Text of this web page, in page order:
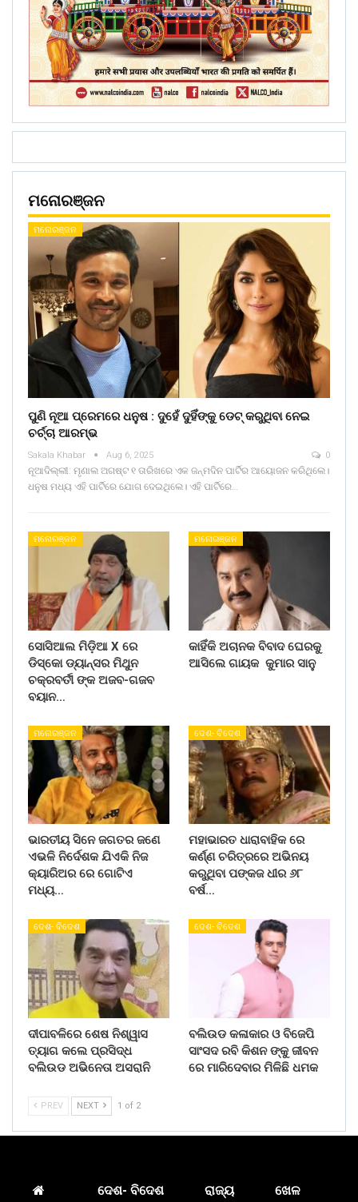
ମନୋରଞ୍ଜନ
ମନୋରଞ୍ଜନ
ପୁଣି ନୂଆ ପ୍ରେମରେ ଧନୁଷ : ଦୁହେଁ ଦୁହିଁଙ୍କୁ ଡେଟ୍ କରୁଥିବା ନେଇ
ଚର୍ଚ୍ଚା ଆରମ୍ଭ
Sakala Khabar Aug 6, 2025 0
ନୂଆଦିଲ୍ଲୀ: ମୃଣାଲ ଅଗଷ୍ଟ ୧ ତାରିଖରେ ଏକ ଜନ୍ମଦିନ ପାର୍ଟିର ଆୟୋଜନ କରିଥିଲେ।
ଧନୁଷ ମଧ୍ୟ ଏହି ପାର୍ଟିରେ ଯୋଗ ଦେଇଥିଲେ। ଏହି ପାର୍ଟିରେ…
ମନୋରଞ୍ଜନ
ସୋସିଆଲ ମିଡ଼ିଆ X ରେ
ଡିସ୍କୋ ଡ୍ୟାନ୍ସର ମିଥୁନ
ଚକ୍ରବର୍ତୀ ଙ୍କ ଅଜବ-ଗଜବ
ବୟାନ…
ମନୋରଞ୍ଜନ
କାହିଁକି ଅଚାନକ ବିବାଦ ଘେରକୁ
ଆସିଲେ ଗାୟକ କୁମାର ସାନୁ
ମନୋରଞ୍ଜନ
ଭାରତୀୟ ସିନେ ଜଗତର ଜଣେ
ଏଭଳି ନିର୍ଦେଶକ ଯିଏକି ନିଜ
କ୍ୟାରିଅର ରେ ଗୋଟିଏ
ମଧ୍ୟ…
ଦେଶ- ବିଦେଶ
ମହାଭାରତ ଧାରାବାହିକ ରେ
କର୍ଣ୍ଣ ଚରିତ୍ରରେ ଅଭିନୟ
କରୁଥିବା ପଙ୍କଜ ଧୀର ୬୮
ବର୍ଷ…
ଦେଶ- ବିଦେଶ
ଦୀପାବଳିରେ ଶେଷ ନିଶ୍ୱାସ
ତ୍ୟାଗ କଲେ ପ୍ରସିଦ୍ଧ
ବଲିଉଡ ଅଭିନେତା ଅସରାନି
ଦେଶ- ବିଦେଶ
ବଲିଉଡ କଳାକାର ଓ ବିଜେପି
ସାଂସଦ ରବି କିଶନ ଙ୍କୁ ଜୀବନ
ରେ ମାରିଦେବାର ମିଳିଛି ଧମକ
PREV NEXT 1 of 2
ଦେଶ- ବିଦେଶ ରାଜ୍ୟ ଖେଳ